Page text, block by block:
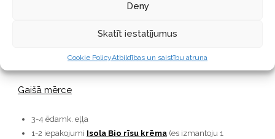
Deny
Skatīt iestatījumus
Cookie PolicyAtbildības un saistību atruna
1 tase sagrieztu sēņu (es izmantoju brūnās portobello sēnes)
Gaišā mērce
3-4 ēdamk. eļļa
1-2 iepakojumi Isola Bio rīsu krēma(es izmantoju 1